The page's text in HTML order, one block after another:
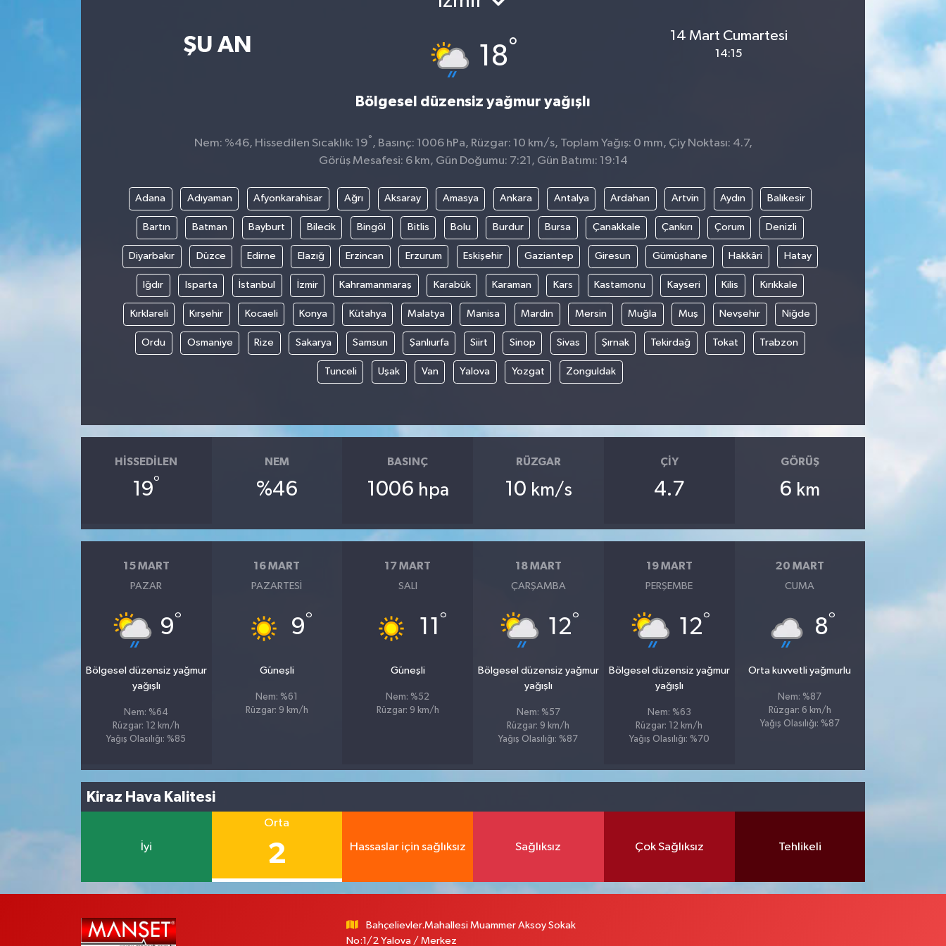
ŞU AN 18°
Bölgesel düzensiz yağmur yağışlı
14 Mart Cumartesi
14:15
Nem: %46, Hissedilen Sıcaklık: 19° , Basınç: 1006 hPa, Rüzgar: 10 km/s, Toplam Yağış: 0 mm, Çiy Noktası: 4.7,
Görüş Mesafesi: 6 km, Gün Doğumu: 7:21, Gün Batımı: 19:14
Adana Adıyaman Afyonkarahisar Ağrı Aksaray Amasya Ankara Antalya Ardahan Artvin Aydın Balıkesir
Bartın Batman Bayburt Bilecik Bingöl Bitlis Bolu Burdur Bursa Çanakkale Çankırı Çorum Denizli
Diyarbakır Düzce Edirne Elazığ Erzincan Erzurum Eskişehir Gaziantep Giresun Gümüşhane Hakkâri Hatay
Iğdır Isparta İstanbul İzmir Kahramanmaraş Karabük Karaman Kars Kastamonu Kayseri Kilis Kırıkkale
Kırklareli Kırşehir Kocaeli Konya Kütahya Malatya Manisa Mardin Mersin Muğla Muş Nevşehir Niğde
Ordu Osmaniye Rize Sakarya Samsun Şanlıurfa Siirt Sinop Sivas Şırnak Tekirdağ Tokat Trabzon
Tunceli Uşak Van Yalova Yozgat Zonguldak
HISSEDILEN
19°
NEM
%46
BASINÇ
1006 hpa
RÜZGAR
10 km/s
ÇIY
4.7
GÖRÜŞ
6 km
15 MART
PAZAR
9°
Bölgesel düzensiz yağmur
yağışlı
Nem: %64
Rüzgar: 12 km/h
Yağış Olasılığı: %85
16 MART
PAZARTESI
9°
Güneşli
Nem: %61
Rüzgar: 9 km/h
17 MART
SALI
11 °
Güneşli
Nem: %52
Rüzgar: 9 km/h
18 MART
ÇARŞAMBA
12°
Bölgesel düzensiz yağmur
yağışlı
Nem: %57
Rüzgar: 9 km/h
Yağış Olasılığı: %87
19 MART
PERŞEMBE
12°
Bölgesel düzensiz yağmur
yağışlı
Nem: %63
Rüzgar: 12 km/h
Yağış Olasılığı: %70
20 MART
CUMA
8°
Orta kuvvetli yağmurlu
Nem: %87
Rüzgar: 6 km/h
Yağış Olasılığı: %87
Kiraz Hava Kalitesi
İyi
Orta
2 Hassaslar için sağlıksız Sağlıksız Çok Sağlıksız Tehlikeli
Bahçelievler.Mahallesi Muammer Aksoy Sokak
No:1/2 Yalova / Merkez